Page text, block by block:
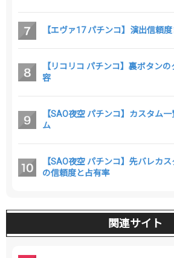
【エヴァ17 パチンコ】演出信頼
【リコリコ パチンコ】裏ボタン
容
【SAO夜空 パチンコ】カスタム
ム
【SAO夜空 パチンコ】先バレカ
の信頼度と占有率
関連サイト